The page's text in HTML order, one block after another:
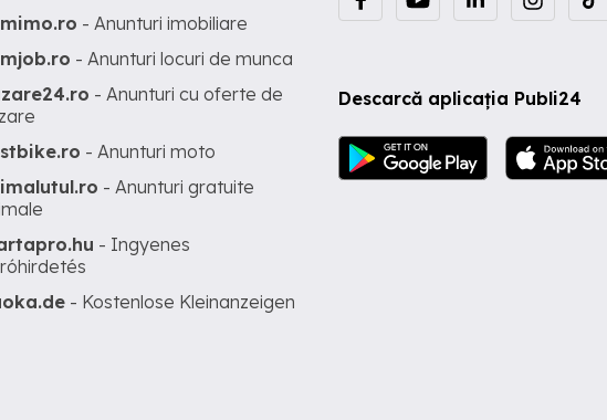
Descarcă aplicația Publi24
- Anunturi imobiliare
- Anunturi locuri de munca
- Anunturi cu oferte de
- Anunturi moto
- Anunturi gratuite
- Ingyenes
- Kostenlose Kleinanzeigen